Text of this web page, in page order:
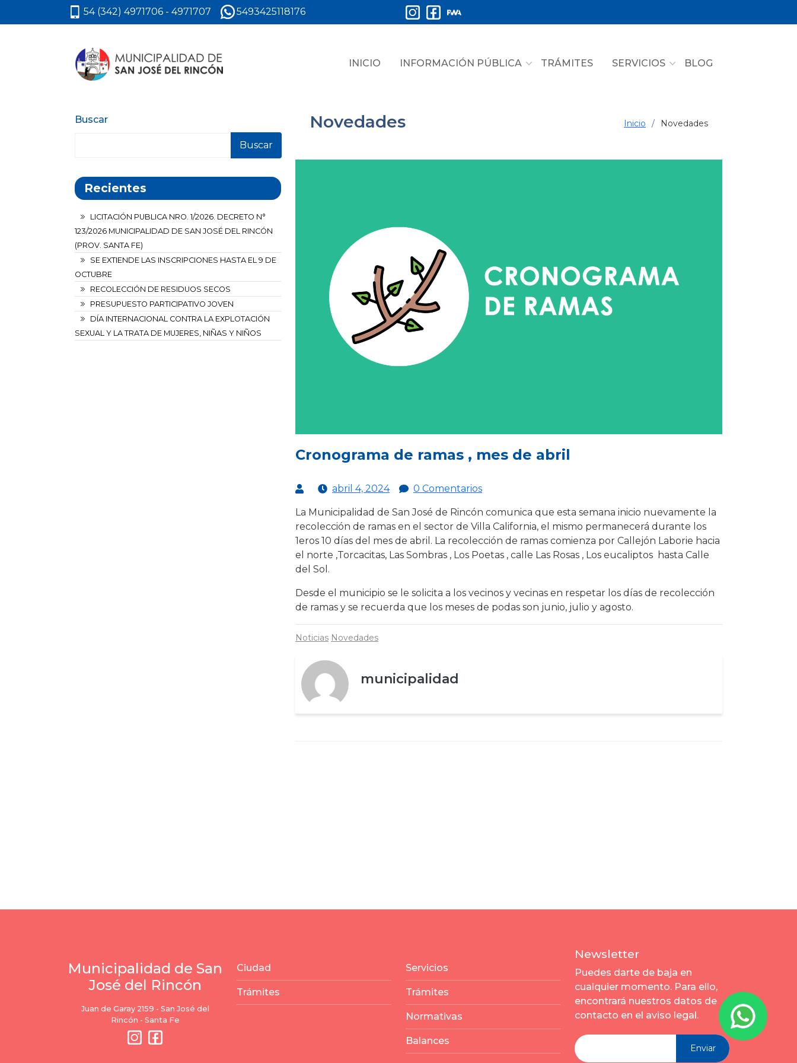
54 (342) 4971706 - 4971707 5493425118176
INICIO INFORMACIÓN PÚBLICA TRÁMITES SERVICIOS BLOG
Buscar
Buscar
Recientes
LICITACIÓN PUBLICA NRO. 1/2026. DECRETO N°
123/2026 MUNICIPALIDAD DE SAN JOSÉ DEL RINCÓN
(PROV. SANTA FE)
SE EXTIENDE LAS INSCRIPCIONES HASTA EL 9 DE
OCTUBRE
RECOLECCIÓN DE RESIDUOS SECOS
PRESUPUESTO PARTICIPATIVO JOVEN
DÍA INTERNACIONAL CONTRA LA EXPLOTACIÓN
SEXUAL Y LA TRATA DE MUJERES, NIÑAS Y NIÑOS
Novedades Inicio Novedades
Cronograma de ramas , mes de abril
abril 4, 2024 0 Comentarios
La Municipalidad de San José de Rincón comunica que esta semana inicio nuevamente la
recolección de ramas en el sector de Villa California, el mismo permanecerá durante los
1eros 10 días del mes de abril. La recolección de ramas comienza por Callejón Laborie hacia
el norte ,Torcacitas, Las Sombras , Los Poetas , calle Las Rosas , Los eucaliptos hasta Calle
del Sol.
Desde el municipio se le solicita a los vecinos y vecinas en respetar los días de recolección
de ramas y se recuerda que los meses de podas son junio, julio y agosto.
Noticias Novedades
municipalidad
Municipalidad de San
José del Rincón
Juan de Garay 2159 - San José del
Rincón - Santa Fe
Ciudad
Trámites
Servicios
Trámites
Normativas
Balances
Newsletter
Puedes darte de baja en
cualquier momento. Para ello,
encontrará nuestros datos de
contacto en el aviso legal.
Enviar